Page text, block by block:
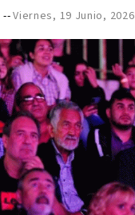
--Viernes, 19 Junio, 2026